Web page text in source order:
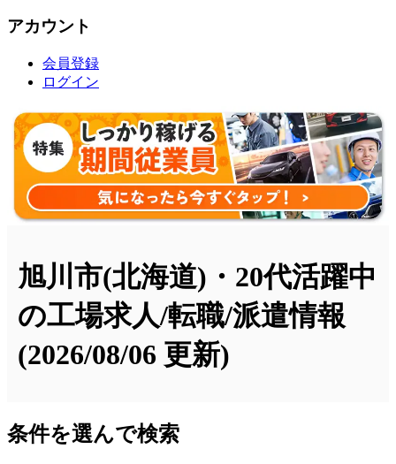
アカウント
会員登録
ログイン
旭川市(北海道)・20代活躍中
の工場求人/転職/派遣情報
(2026/08/06 更新)
条件を選んで検索